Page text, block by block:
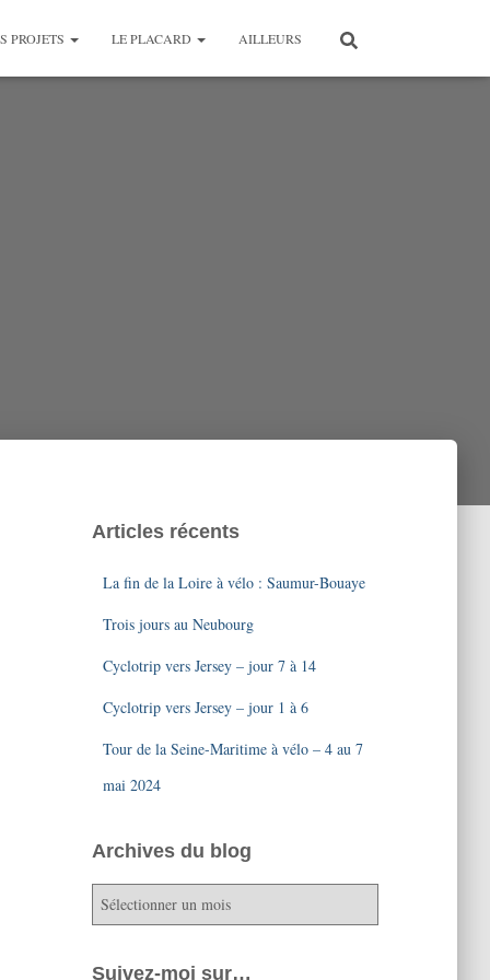
PROJETS LE PLACARD AILLEURS
Articles récents
La fin de la Loire à vélo : Saumur-Bouaye
Trois jours au Neubourg
Cyclotrip vers Jersey – jour 7 à 14
Cyclotrip vers Jersey – jour 1 à 6
Tour de la Seine-Maritime à vélo – 4 au 7
mai 2024
Archives du blog
r
h
Suivez-moi sur…